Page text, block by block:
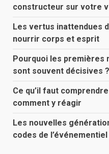
constructeur sur votre
Les vertus inattendues
nourrir corps et esprit
Pourquoi les premières
sont souvent décisives ?
Ce qu’il faut
comment y réagir
Les nouvelles
codes de l’événementiel